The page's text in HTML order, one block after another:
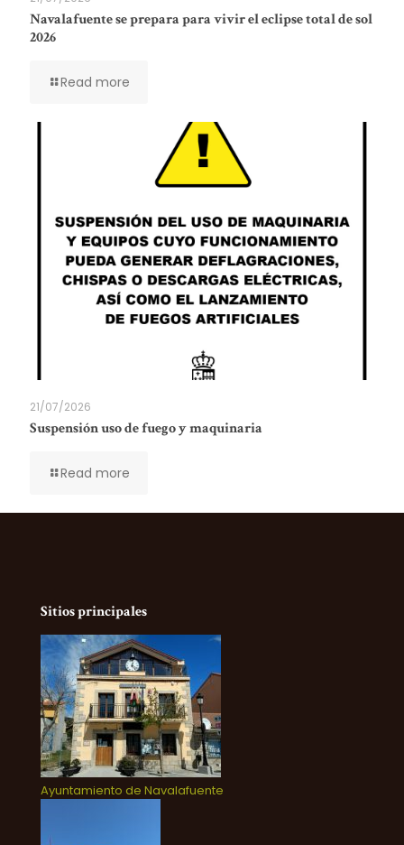
Navalafuente se prepara para vivir el eclipse total de sol
2026
Read more
21/07/2026
Suspensión uso de fuego y maquinaria
Read more
Sitios principales
Ayuntamiento de Navalafuente